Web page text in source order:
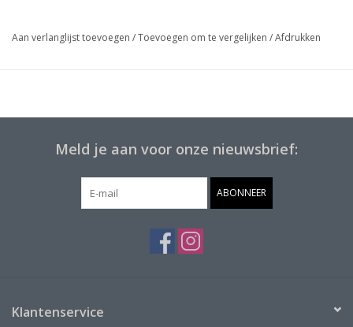
Aan verlanglijst toevoegen /Toevoegen om te vergelijken /Afdrukken
Meld je aan voor onze nieuwsbrief:
ABONNEER
Klantenservice